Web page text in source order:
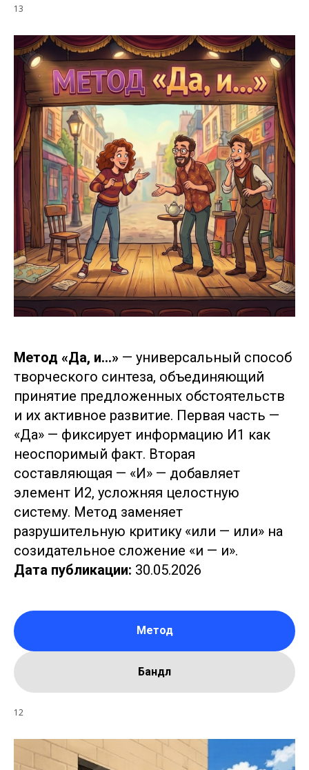
13
Метод «Да, и...» — универсальный способ
творческого синтеза, объединяющий
принятие предложенных обстоятельств
и их активное развитие. Первая часть —
«Да» — фиксирует информацию И1 как
неоспоримый факт. Вторая
составляющая — «И» — добавляет
элемент И2, усложняя целостную
систему. Метод заменяет
разрушительную критику «или — или» на
созидательное сложение «и — и».
Дата публикации: 30.05.2026
Метод
Бандл
12